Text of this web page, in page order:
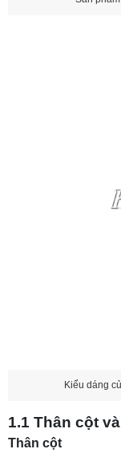
Kiểu dáng
1.1 Thân cột
Thân cột